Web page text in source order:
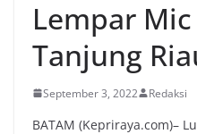
Lempar
Tanjung
September 3, 2022 Redaksi
BATAM (Kepriraya.com)–